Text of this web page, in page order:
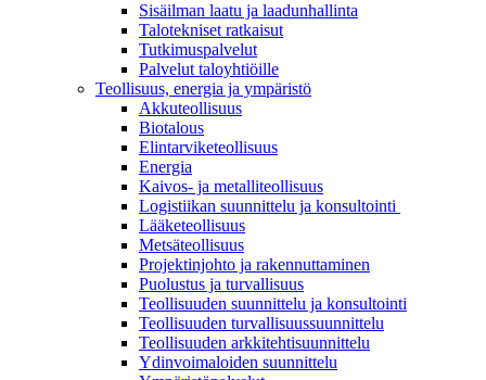
Sisäilman laatu ja laadunhallinta
Talotekniset ratkaisut
Tutkimuspalvelut
Palvelut taloyhtiöille
Teollisuus, energia ja ympäristö
Akkuteollisuus
Biotalous
Elintarviketeollisuus
Energia
Kaivos- ja metalliteollisuus
Logistiikan suunnittelu ja konsultointi
Lääketeollisuus
Metsäteollisuus
Projektinjohto ja rakennuttaminen
Puolustus ja turvallisuus
Teollisuuden suunnittelu ja konsultointi
Teollisuuden turvallisuussuunnittelu
Teollisuuden arkkitehtisuunnittelu
Ydinvoimaloiden suunnittelu